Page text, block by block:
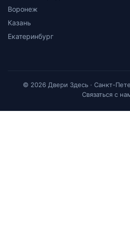
Воронеж
Казань
Екатеринбург
© 2026 Двери Здесь · Санкт-
Связаться с